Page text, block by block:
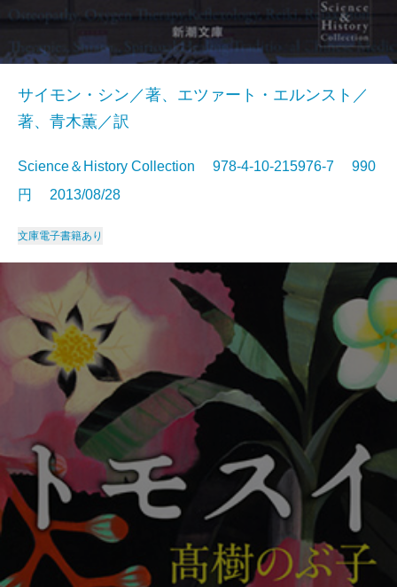
サイモン・シン／著、エツァート・エルンスト／
著、青木薫／訳
Science＆History Collection 978-4-10-215976-7 990
円 2013/08/28
文庫電子書籍あり